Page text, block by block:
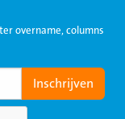
overname, columns